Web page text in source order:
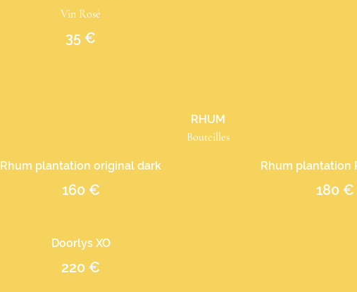
Vin Rosé
35 €
RHUM
Bouteilles
Rhum plantation original dark
160 €
Rhum plantation
180 €
Doorlys XO
220 €